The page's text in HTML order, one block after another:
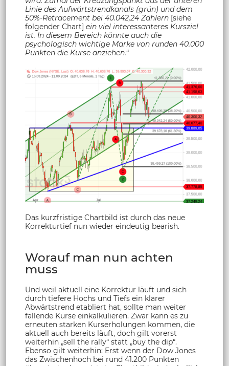
Linie des Aufwärtstrendkanals (grün) und dem
50%-Retracement bei 40.042,24 Zählern [siehe
folgender Chart] ein viel interessanteres Kursziel
ist. In diesem Bereich könnte auch die
psychologisch wichtige Marke von runden 40.000
Punkten die Kurse anziehen.“
Das kurzfristige Chartbild ist durch das neue
Korrekturtief nun wieder eindeutig bearish.
Worauf man nun achten
muss
Und weil aktuell eine Korrektur läuft und sich
durch tiefere Hochs und Tiefs ein klarer
Abwärtstrend etabliert hat, sollte man weiter
fallende Kurse einkalkulieren. Zwar kann es zu
erneuten starken Kurserholungen kommen, die
aktuell auch bereits läuft, doch gilt vorerst
weiterhin „sell the rally“ statt „buy the dip“.
Ebenso gilt weiterhin: Erst wenn der Dow Jones
das Zwischenhoch bei rund 41.200 Punkten